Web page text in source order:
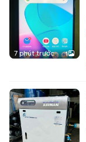
7 phút trước 1